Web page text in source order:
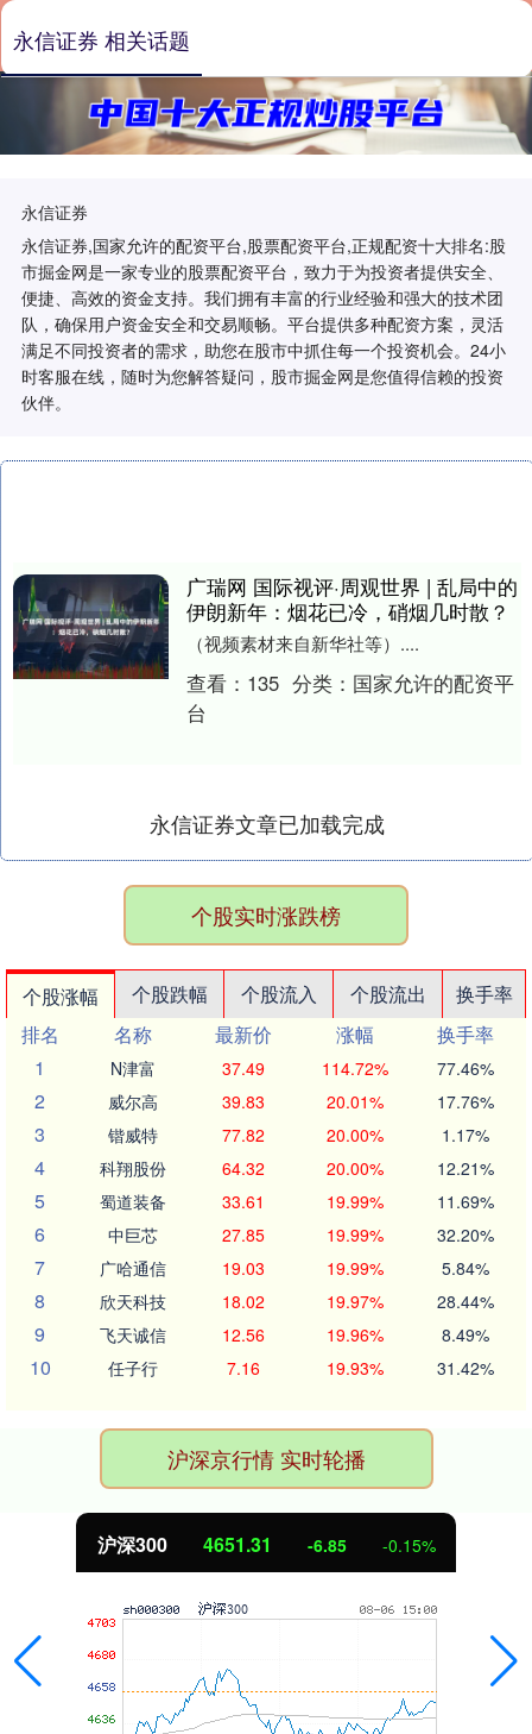
永信证券
永信证券,国家允许的配资平台,股票配资平台,正规配资十大排名:股
市掘金网是一家专业的股票配资平台，致力于为投资者提供安全、
便捷、高效的资金支持。我们拥有丰富的行业经验和强大的技术团
队，确保用户资金安全和交易顺畅。平台提供多种配资方案，灵活
满足不同投资者的需求，助您在股市中抓住每一个投资机会。24小
时客服在线，随时为您解答疑问，股市掘金网是您值得信赖的投资
伙伴。
永信证券 相关话题
广瑞网 国际视评·周观世界 | 乱局中的
伊朗新年：烟花已冷，硝烟几时散？
（视频素材来自新华社等）....
查看： 135 分类： 国家允许的配资平
台
永信证券文章已加载完成
个股实时涨跌榜
个股涨幅 个股跌幅 个股流入 个股流出
换手率
排名
名称 最新价 涨幅
换手率
1
N津富 37.49 114.72% 77.46%
2 威尔高 39.83 20.01% 17.76%
3 锴威特 77.82 20.00% 1.17%
4 科翔股份 64.32 20.00% 12.21%
5 蜀道装备 33.61 19.99% 11.69%
6 中巨芯 27.85 19.99% 32.20%
7 广哈通信 19.03 19.99% 5.84%
8 欣天科技 18.02 19.97% 28.44%
9 飞天诚信 12.56 19.96% 8.49%
10 任子行 7.16 19.93% 31.42%
沪深京行情 实时轮播
沪深300 4651.31 -6.85 -0.15%